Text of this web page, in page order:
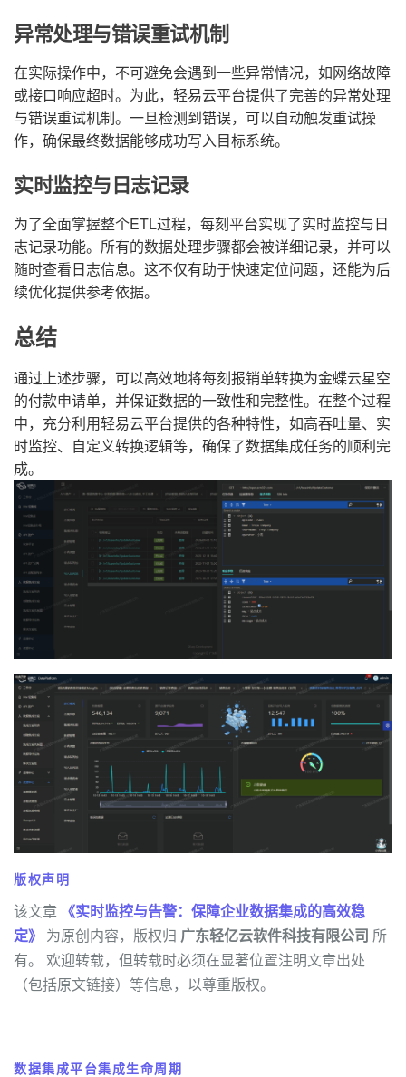
异常处理与错误重试机制
在实际操作中，不可避免会遇到一些异常情况，如网络故障
或接口响应超时。为此，轻易云平台提供了完善的异常处理
与错误重试机制。一旦检测到错误，可以自动触发重试操
作，确保最终数据能够成功写入目标系统。
实时监控与日志记录
为了全面掌握整个ETL过程，每刻平台实现了实时监控与日
志记录功能。所有的数据处理步骤都会被详细记录，并可以
随时查看日志信息。这不仅有助于快速定位问题，还能为后
续优化提供参考依据。
总结
通过上述步骤，可以高效地将每刻报销单转换为金蝶云星空
的付款申请单，并保证数据的一致性和完整性。在整个过程
中，充分利用轻易云平台提供的各种特性，如高吞吐量、实
时监控、自定义转换逻辑等，确保了数据集成任务的顺利完
成。
版权声明
该文章 《实时监控与告警：保障企业数据集成的高效稳
定》 为原创内容，版权归 广东轻亿云软件科技有限公司 所
有。 欢迎转载，但转载时必须在显著位置注明文章出处
（包括原文链接）等信息，以尊重版权。
数据集成平台集成生命周期